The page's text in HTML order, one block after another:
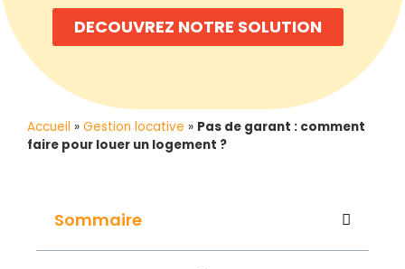
DECOUVREZ NOTRE SOLUTION
Accueil » Gestion locative » Pas de garant : comment
faire pour louer un logement ?
Sommaire